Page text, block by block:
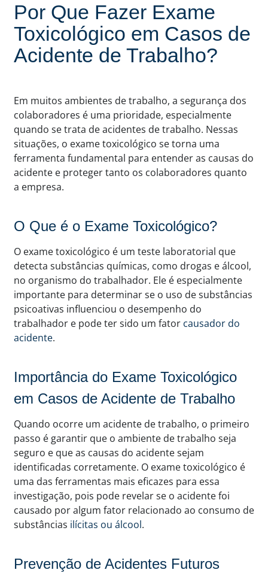
Por Que Fazer Exame
Toxicológico em Casos de
Acidente de Trabalho?
Em muitos ambientes de trabalho, a segurança dos
colaboradores é uma prioridade, especialmente
quando se trata de acidentes de trabalho. Nessas
situações, o exame toxicológico se torna uma
ferramenta fundamental para entender as causas do
acidente e proteger tanto os colaboradores quanto
a empresa.
O Que é o Exame Toxicológico?
O exame toxicológico é um teste laboratorial que
detecta substâncias químicas, como drogas e álcool,
no organismo do trabalhador. Ele é especialmente
importante para determinar se o uso de substâncias
psicoativas influenciou o desempenho do
trabalhador e pode ter sido um fator causador do
acidente.
Importância do Exame Toxicológico
em Casos de Acidente de Trabalho
Quando ocorre um acidente de trabalho, o primeiro
passo é garantir que o ambiente de trabalho seja
seguro e que as causas do acidente sejam
identificadas corretamente. O exame toxicológico é
uma das ferramentas mais eficazes para essa
investigação, pois pode revelar se o acidente foi
causado por algum fator relacionado ao consumo de
substâncias ilícitas ou álcool.
Prevenção de Acidentes Futuros